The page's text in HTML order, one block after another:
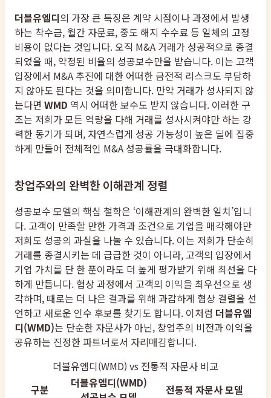
더블유엠디의 가장 큰 특징은 계약 시점이나 과정에서 발생
하는 착수금, 월간 자문료, 중도 해지 수수료 등 일체의 고정
비용이 없다는 것입니다. 오직 M&A 거래가 성공적으로 종결
되었을 때, 약정된 비율의 성공보수만을 받습니다. 이는 고객
입장에서 M&A 추진에 대한 어떠한 금전적 리스크도 부담하
지 않아도 된다는 것을 의미합니다. 만약 거래가 성사되지 않
는다면 WMD 역시 어떠한 보수도 받지 않습니다. 이러한 구
조는 저희가 모든 역량을 다해 거래를 성사시켜야만 하는 강
력한 동기가 되며, 자연스럽게 성공 가능성이 높은 딜에 집중
하게 만들어 전체적인 M&A 성공률을 극대화합니다.
창업주와의 완벽한 이해관계 정렬
성공보수 모델의 핵심 철학은 ‘이해관계의 완벽한 일치’입니
다. 고객이 만족할 만한 가격과 조건으로 기업을 매각해야만
저희도 성공의 과실을 나눌 수 있습니다. 이는 저희가 단순히
거래를 종결시키는 데 급급한 것이 아니라, 고객의 입장에서
기업 가치를 단 한 푼이라도 더 높게 평가받기 위해 최선을 다
하게 만듭니다. 협상 과정에서 고객의 이익을 최우선으로 생
각하며, 때로는 더 나은 결과를 위해 과감하게 협상 결렬을 선
언하고 새로운 인수 후보를 찾기도 합니다. 이처럼 더블유엠
디(WMD)는 단순한 자문사가 아닌, 창업주의 비전과 이익을
공유하는 진정한 파트너로서 자리매김합니다.
더블유엠디(WMD) vs 전통적 자문사 비교
구분
더블유엠디(WMD)
전통적 자문사 모델